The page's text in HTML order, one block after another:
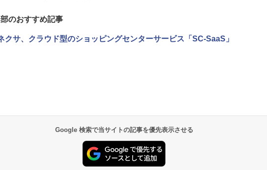
のおすすめ記事
クサ、クラウド型のショッピングセンターサービス「SC-SaaS」
Google 検索で当サイトの記事を優先表示させる